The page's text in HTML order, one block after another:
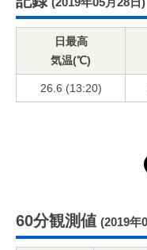
日最高
気温(℃)
26.6 (13:20)
60分観測値 (2019年